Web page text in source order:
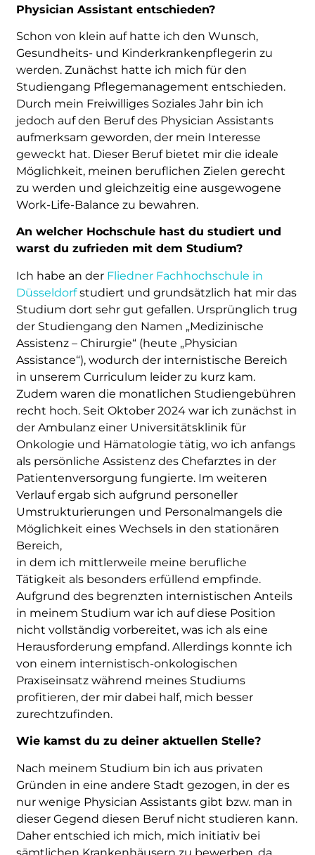
Physician Assistant entschieden?
Schon von klein auf hatte ich den Wunsch,
Gesundheits- und Kinderkrankenpflegerin zu
werden. Zunächst hatte ich mich für den
Studiengang Pflegemanagement entschieden.
Durch mein Freiwilliges Soziales Jahr bin ich
jedoch auf den Beruf des Physician Assistants
aufmerksam geworden, der mein Interesse
geweckt hat. Dieser Beruf bietet mir die ideale
Möglichkeit, meinen beruflichen Zielen gerecht
zu werden und gleichzeitig eine ausgewogene
Work-Life-Balance zu bewahren.
An welcher Hochschule hast du studiert und
warst du zufrieden mit dem Studium?
Ich habe an der Fliedner Fachhochschule in
Düsseldorfstudiert und grundsätzlich hat mir das
Studium dort sehr gut gefallen. Ursprünglich trug
der Studiengang den Namen „Medizinische
Assistenz – Chirurgie“ (heute „Physician
Assistance“), wodurch der internistische Bereich
in unserem Curriculum leider zu kurz kam.
Zudem waren die monatlichen Studiengebühren
recht hoch. Seit Oktober 2024 war ich zunächst in
der Ambulanz einer Universitätsklinik für
Onkologie und Hämatologie tätig, wo ich anfangs
als persönliche Assistenz des Chefarztes in der
Patientenversorgung fungierte. Im weiteren
Verlauf ergab sich aufgrund personeller
Umstrukturierungen und Personalmangels die
Möglichkeit eines Wechsels in den stationären
Bereich,
in dem ich mittlerweile meine berufliche
Tätigkeit als besonders erfüllend empfinde.
Aufgrund des begrenzten internistischen Anteils
in meinem Studium war ich auf diese Position
nicht vollständig vorbereitet, was ich als eine
Herausforderung empfand. Allerdings konnte ich
von einem internistisch-onkologischen
Praxiseinsatz während meines Studiums
profitieren, der mir dabei half, mich besser
zurechtzufinden.
Wie kamst du zu deiner aktuellen Stelle?
Nach meinem Studium bin ich aus privaten
Gründen in eine andere Stadt gezogen, in der es
nur wenige Physician Assistants gibt bzw. man in
dieser Gegend diesen Beruf nicht studieren kann.
Daher entschied ich mich, mich initiativ bei
sämtlichen Krankenhäusern zu bewerben, da